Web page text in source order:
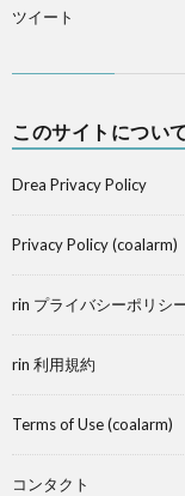
ツイート
このサイトについ
Drea Privacy Policy
Privacy Policy (coalarm)
rin プライバシーポリシ
rin 利用規約
Terms of Use (coalarm)
コンタクト